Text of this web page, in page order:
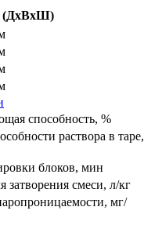
(ДхВхШ)
способность, %
раствора в таре,
блоков, мин
затворения смеси, л/кг
мг/